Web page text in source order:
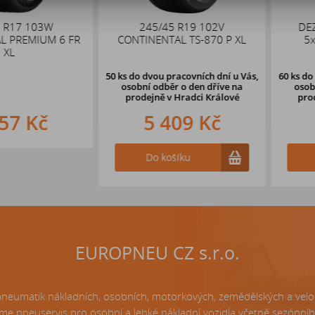
6 FR
245/45 R19 102V
CONTINENTAL TS-870 P XL
do dvou pracovních dní u Vás,
osobní odběr o den dřívena
prodejně v Hradci Králové
5 409 Kč
Do košíku
60 ks
do dvou
osobní
EUROPNEU CZ s.r.o.
nákladních, osobních, motorkových, zemědělských a